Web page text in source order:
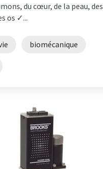
du cœur, de la peau,
os ✓...
biomécanique